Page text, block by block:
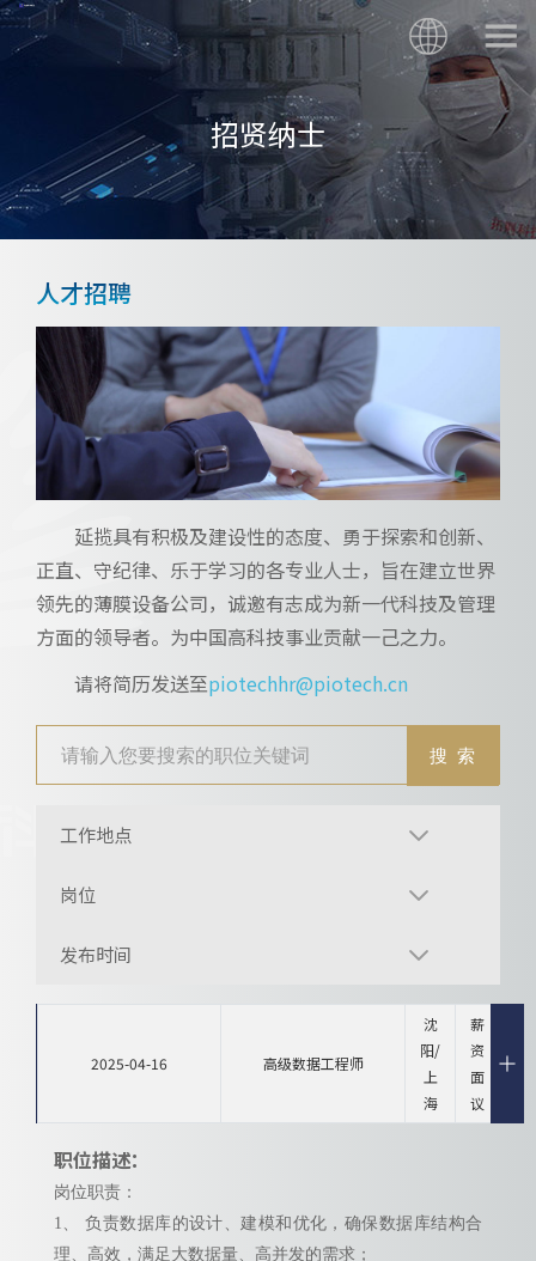
招贤纳士
人才招聘
延揽具有积极及建设性的态度、勇于探索和创新、
正直、守纪律、乐于学习的各专业人士，旨在建立世界
领先的薄膜设备公司，诚邀有志成为新一代科技及管理
方面的领导者。为中国高科技事业贡献一己之力。
请将简历发送至piotechhr@piotech.cn
工作地点
岗位
发布时间
2025-04-16 高级数据工程师
沈
阳/
上
海
薪
资
面
议
职位描述：
岗位职责：
1、 负责数据库的设计、建模和优化，确保数据库结构合
理、高效，满足大数据量、高并发的需求；